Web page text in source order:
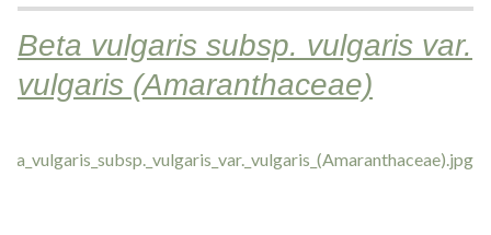
Beta vulgaris subsp. vulgaris var.
vulgaris (Amaranthaceae)